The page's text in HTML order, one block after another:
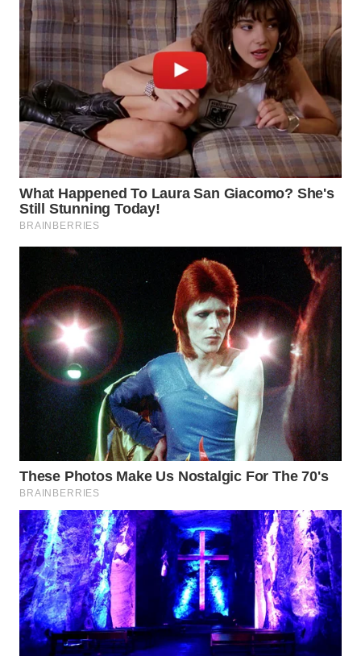
WAHANA
TRAVEL
WAHANA
TV
WAHANANEWS
ID
WAHANANEWS
CO ID
WAHANANEWS
NET
WAHANA
SPORT
WAHANA
UMKM
WAHANA
SELEB
WAHANA
PERSONA
WAHANA
OTOMOTIF
WAHANA
HEALTH